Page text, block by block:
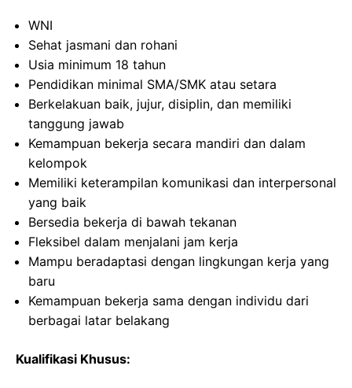
WNI
Sehat jasmani dan rohani
Usia minimum 18 tahun
Pendidikan minimal SMA/SMK atau setara
Berkelakuan baik, jujur, disiplin, dan memiliki
tanggung jawab
Kemampuan bekerja secara mandiri dan dalam
kelompok
Memiliki keterampilan komunikasi dan interpersonal
yang baik
Bersedia bekerja di bawah tekanan
Fleksibel dalam menjalani jam kerja
Mampu beradaptasi dengan lingkungan kerja yang
baru
Kemampuan bekerja sama dengan individu dari
berbagai latar belakang
Kualifikasi Khusus: